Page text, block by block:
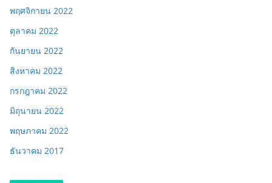
พฤศจิกายน 2022
ตุลาคม 2022
กันยายน 2022
สิงหาคม 2022
กรกฎาคม 2022
มิถุนายน 2022
พฤษภาคม 2022
ธันวาคม 2017